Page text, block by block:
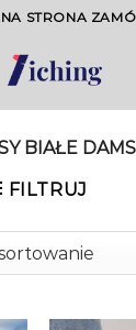
STRONA
BIAŁE
FILTRUJ